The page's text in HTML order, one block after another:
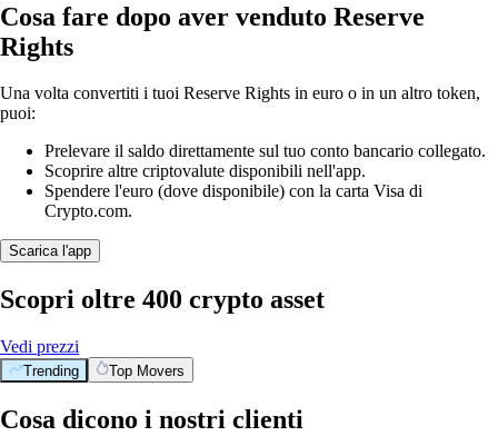
Cosa fare dopo aver venduto Reserve
Rights
Una volta convertiti i tuoi Reserve Rights in euro o in un altro token,
puoi:
Prelevare il saldo direttamente sul tuo conto bancario collegato.
Scoprire altre criptovalute disponibili nell'app.
Spendere l'euro (dove disponibile) con la carta Visa di
Crypto.com.
Scarica l'app
Scopri oltre 400 crypto asset
Vedi prezzi
Trending Top Movers
Cosa dicono i nostri clienti